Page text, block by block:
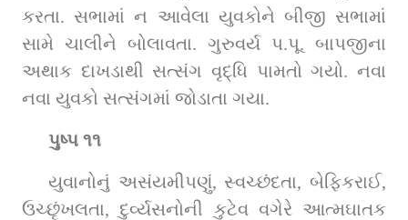
કરતા. સભામાં ન આવેલા યુવકોને બીજી સભામાં
સામે ચાલીને બોલાવતા. ગુરુવર્ય પ.પૂ. બાપજીના
અથાક દાખડાથી સત્સંગ વૃદ્ધિ પામતો ગયો. નવા
નવા યુવકો સત્સંગમાં જોડાતા ગયા.
પુષ્પ ૧૧
યુવાનોનું અસંયમીપણું, સ્વચ્છંદતા, બેફિકરાઈ,
ઉચ્છૃંખલતા, દુર્વ્યસનોની કુટેવ વગેરે આત્મઘાતક